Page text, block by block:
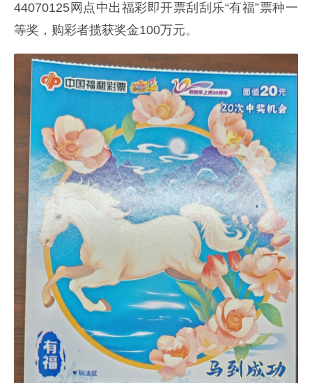
44070125网点中出福彩即开票刮刮乐“有福”票种一
等奖，购彩者揽获奖金100万元。